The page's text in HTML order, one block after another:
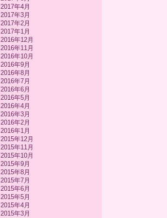
2017年4月
2017年3月
2017年2月
2017年1月
2016年12月
2016年11月
2016年10月
2016年9月
2016年8月
2016年7月
2016年6月
2016年5月
2016年4月
2016年3月
2016年2月
2016年1月
2015年12月
2015年11月
2015年10月
2015年9月
2015年8月
2015年7月
2015年6月
2015年5月
2015年4月
2015年3月